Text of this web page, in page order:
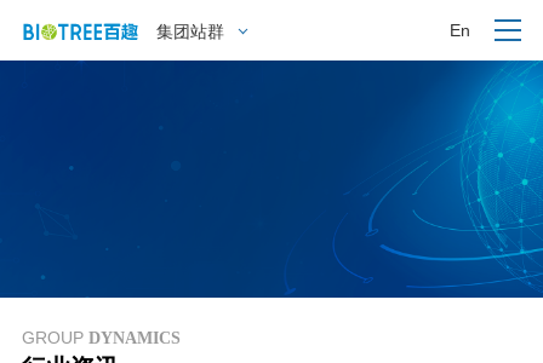
集团站群 En
GROUP DYNAMICS